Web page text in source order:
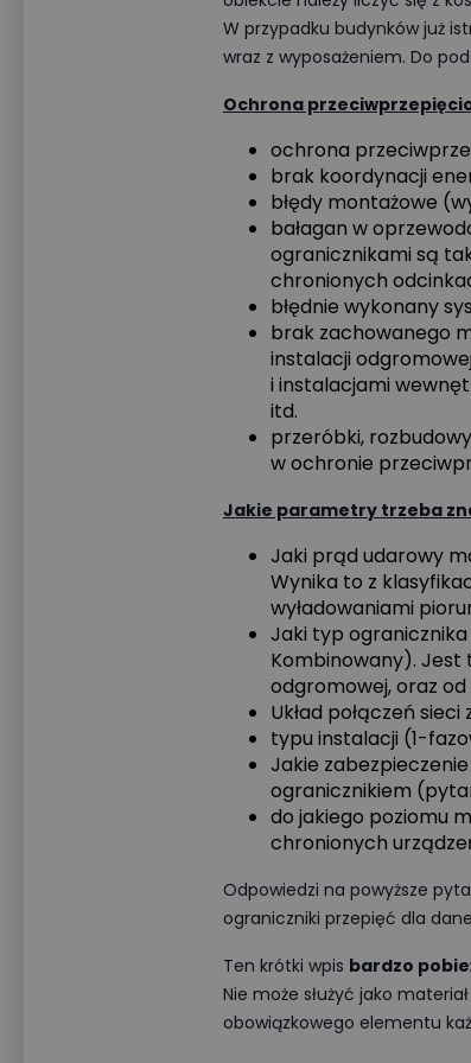
W przypadku budynków już
wraz z wyposażeniem. Do
Ochrona
ochrona
brak koordynacji
błędy montażowe
bałagan w
ogranicznikami są
chronionych
błędnie wykonany
brak zachowanego
instalacji
i instalacjami
itd.
przeróbki,
w ochronie
Jakie parametry trzeba
Jaki prąd udarowy
Wynika to z
wyładowaniami
Jaki typ ogranicznika
Kombinowany). Jest
odgromowej, oraz
Układ połączeń
typu instalacji (1-
Jakie
ogranicznikiem
do jakiego poziomu
chronionych
Odpowiedzi na powyższe
ograniczniki przepięć dla
Ten krótki wpis bardzo
Nie może służyć jako
obowiązkowego elementu